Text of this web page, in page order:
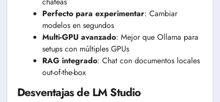
Perfecto para experimentar: Cambiar
modelos en segundos
Multi-GPU avanzado: Mejor que Ollama para
setups con múltiples GPUs
RAG integrado: Chat con documentos locales
out-of-the-box
Desventajas de LM Studio